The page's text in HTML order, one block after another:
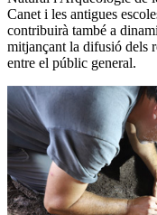
Canet i les antigues
contribuirà també a
mitjançant la difusió dels
entre el públic general.